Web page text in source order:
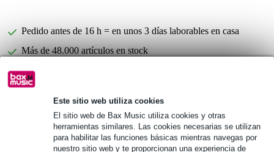
Este sitio web utiliza cookies
El sitio web de Bax Music utiliza cookies y otras
herramientas similares. Las cookies necesarias se utilizan
para habilitar las funciones básicas mientras navegas por
nuestro sitio web y te proporcionan una experiencia de
Pedido antes de 16 h = en unos 3 días laborables en casa
Más de 48.000 artículos en stock
1.250 marcas líderes
Elija ahora 2 años de garantía adicional y más ventajas
exclusivas!
Premio de 16,40 €